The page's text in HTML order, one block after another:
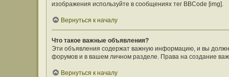
изображения используйте в сообщениях тег BBCode [img].
Вернуться к началу
Что такое важные объявления?
Эти объявления содержат важную информацию, и вы
форумов и в вашем личном разделе. Права на создание
Вернуться к началу